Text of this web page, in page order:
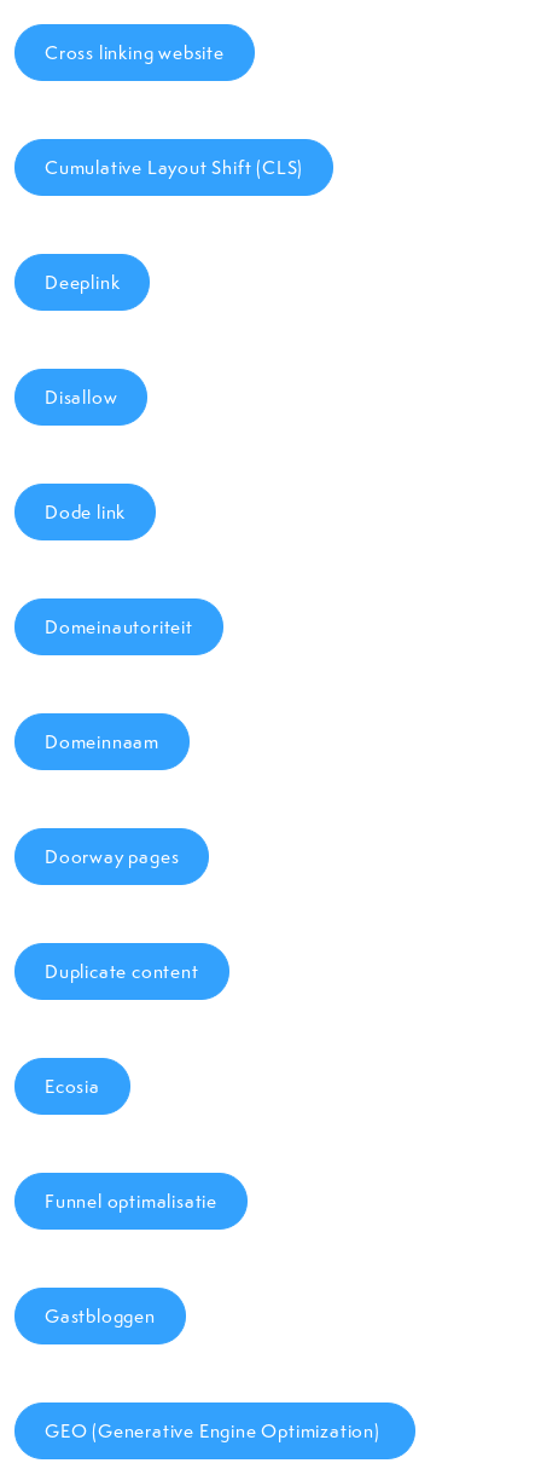
Cross linking website
Cumulative Layout Shift (CLS)
Deeplink
Disallow
Dode link
Domeinautoriteit
Domeinnaam
Doorway pages
Duplicate content
Ecosia
Funnel optimalisatie
Gastbloggen
GEO (Generative Engine Optimization)